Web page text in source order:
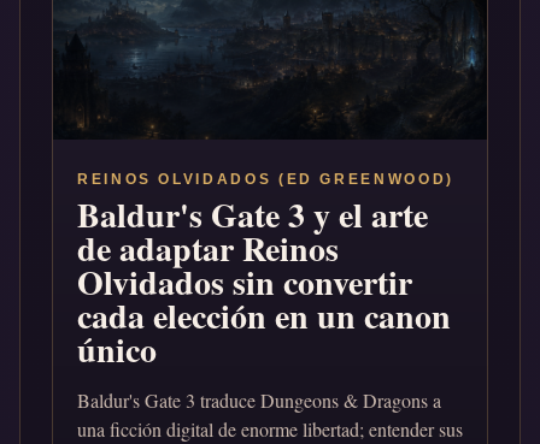
REINOS OLVIDADOS (ED GREENWOOD)
Baldur's Gate 3 y el arte
de adaptar Reinos
Olvidados sin convertir
cada elección en un canon
único
Baldur's Gate 3 traduce Dungeons & Dragons a
una ficción digital de enorme libertad; entender sus